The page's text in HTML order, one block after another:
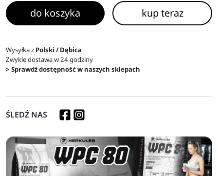
do koszyka kup teraz
Wysyłka z Polski / Dębica
Zwykle dostawa w 24 godziny
> Sprawdź dostępność w naszych sklepach
ŚLEDŹ NAS